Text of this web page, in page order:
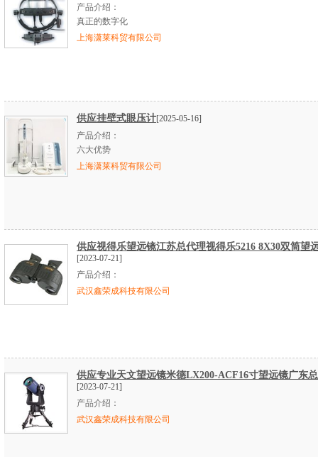
产品介绍：
真正的数字化
上海潇莱科贸有限公司
供应挂壁式眼压计[2025-05-16]
产品介绍：
六大优势
上海潇莱科贸有限公司
供应视得乐望远镜江苏总代理视得乐5216 8X30双筒望
[2023-07-21]
产品介绍：
武汉鑫荣成科技有限公司
供应专业天文望远镜米德LX200-ACF16寸望远镜广东
[2023-07-21]
产品介绍：
武汉鑫荣成科技有限公司